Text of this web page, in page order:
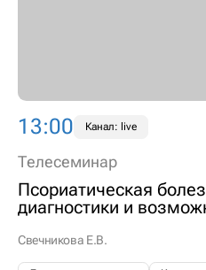
13:00 Канал: live
Телесеминар
Псориатическая
диагностики и
Свечникова Е.В.